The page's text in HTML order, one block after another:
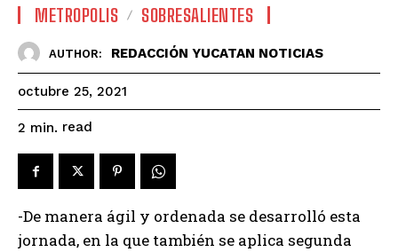
METROPOLIS SOBRESALIENTES
AUTHOR: REDACCIÓN YUCATAN NOTICIAS
octubre 25, 2021
2 min. read
-De manera ágil y ordenada se desarrolló esta
jornada, en la que también se aplica segunda